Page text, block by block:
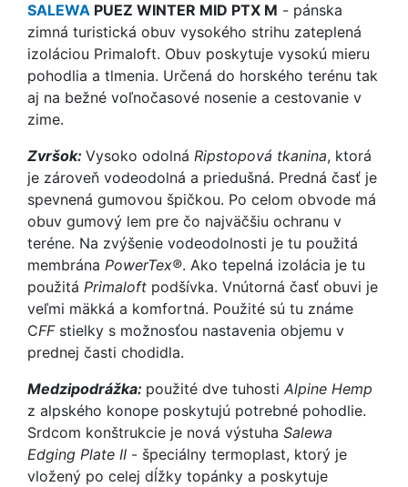
SALEWA PUEZ WINTER MID PTX M - pánska
zimná turistická obuv vysokého strihu zateplená
izoláciou Primaloft. Obuv poskytuje vysokú mieru
pohodlia a tlmenia. Určená do horského terénu tak
aj na bežné voľnočasové nosenie a cestovanie v
zime.
Zvršok: Vysoko odolná Ripstopová tkanina, ktorá
je zároveň vodeodolná a priedušná. Predná časť je
spevnená gumovou špičkou. Po celom obvode má
obuv gumový lem pre čo najväčšiu ochranu v
teréne. Na zvýšenie vodeodolnosti je tu použitá
membrána PowerTex®. Ako tepelná izolácia je tu
použitá Primaloft podšívka. Vnútorná časť obuvi je
veľmi mäkká a komfortná. Použité sú tu známe
CFFstielky s možnosťou nastavenia objemu v
prednej časti chodidla.
Medzipodrážka: použité dve tuhosti Alpine Hemp
z alpského konope poskytujú potrebné pohodlie.
Srdcom konštrukcie je nová výstuha Salewa
Edging Plate II - špeciálny termoplast, ktorý je
vložený po celej dĺžky topánky a poskytuje